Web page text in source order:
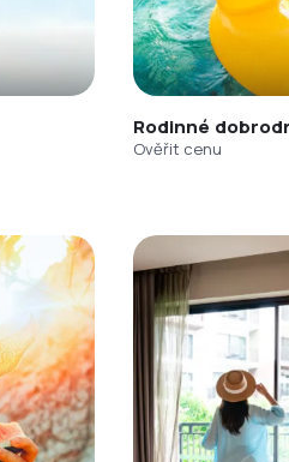
Rodinné
Ověřit cenu